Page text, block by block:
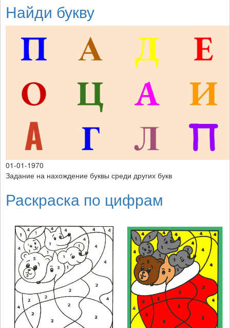
Найди букву
01-01-1970
Задание на нахождение буквы среди других букв
Раскраска по цифрам